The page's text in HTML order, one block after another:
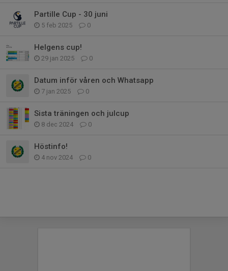
Partille Cup - 30 juni
5 feb 2025 0
Helgens cup!
29 jan 2025 0
Datum inför våren och Whatsapp
7 jan 2025 0
Sista träningen och julcup
8 dec 2024 0
Höstinfo!
4 nov 2024 0